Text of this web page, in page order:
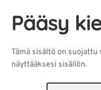
Koulutukset
Opiskelijayritykset
Pääsy
Tämä sisältö on suojattu
näyttääksesi sisällön.